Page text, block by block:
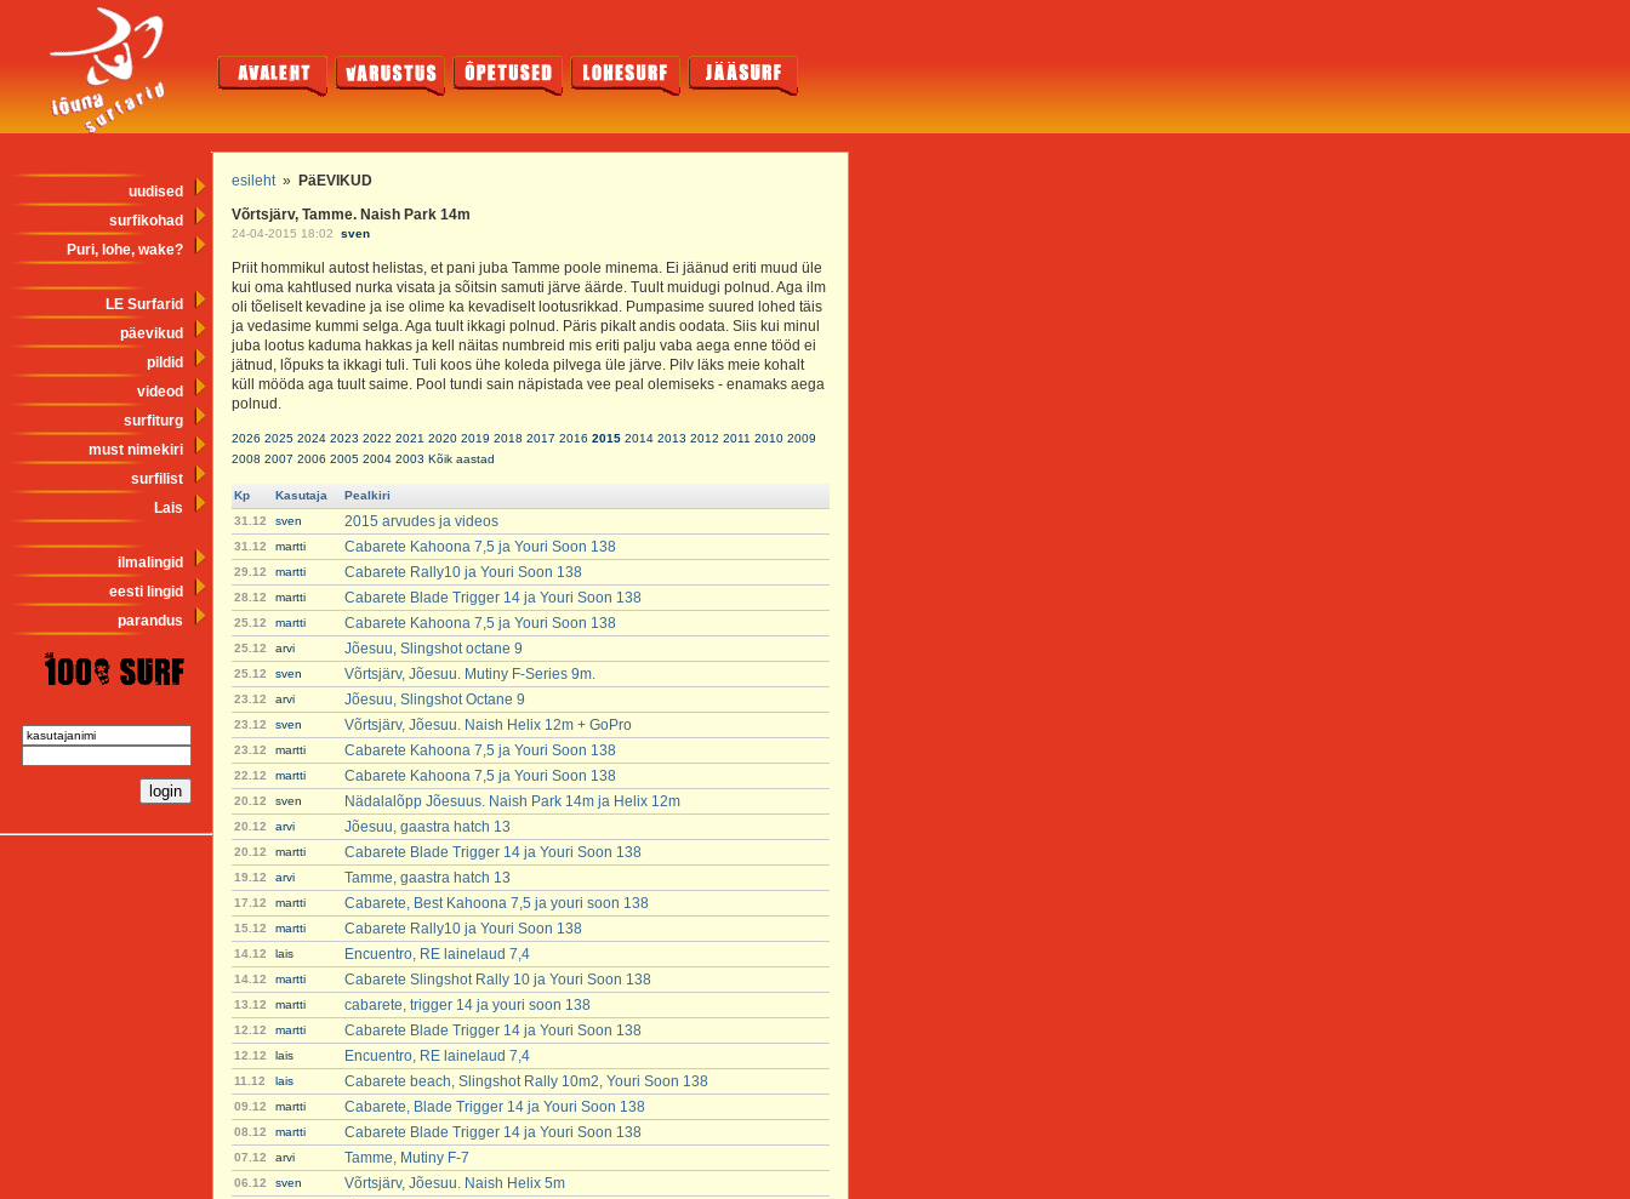
uudised
surfikohad
Puri, lohe, wake?
LE Surfarid
päevikud
pildid
videod
surfiturg
must nimekiri
surfilist
Lais
ilmalingid
eesti lingid
parandus
esileht» PäEVIKUD
Võrtsjärv, Tamme. Naish Park 14m
24-04-2015 18:02 sven
Priit hommikul autost helistas, et pani juba Tamme poole minema. Ei jäänud eriti muud üle
kui oma kahtlused nurka visata ja sõitsin samuti järve äärde. Tuult muidugi polnud. Aga ilm
oli tõeliselt kevadine ja ise olime ka kevadiselt lootusrikkad. Pumpasime suured lohed täis
ja vedasime kummi selga. Aga tuult ikkagi polnud. Päris pikalt andis oodata. Siis kui minul
juba lootus kaduma hakkas ja kell näitas numbreid mis eriti palju vaba aega enne tööd ei
jätnud, lõpuks ta ikkagi tuli. Tuli koos ühe koleda pilvega üle järve. Pilv läks meie kohalt
küll mööda aga tuult saime. Pool tundi sain näpistada vee peal olemiseks - enamaks aega
polnud.
2026 2025 2024 2023 2022 2021 2020 2019 2018 2017 2016 2015 2014 2013 2012 2011 2010 2009
2008 2007 2006 2005 2004 2003 Kõik aastad
Kp Kasutaja
Pealkiri
31.12
sven 2015 arvudes ja videos
31.12 martti Cabarete Kahoona 7,5 ja Youri Soon 138
29.12 martti Cabarete Rally10 ja Youri Soon 138
28.12 martti Cabarete Blade Trigger 14 ja Youri Soon 138
25.12 martti Cabarete Kahoona 7,5 ja Youri Soon 138
25.12 arvi Jõesuu, Slingshot octane 9
25.12 sven Võrtsjärv, Jõesuu. Mutiny F-Series 9m.
23.12 arvi Jõesuu, Slingshot Octane 9
23.12 sven Võrtsjärv, Jõesuu. Naish Helix 12m + GoPro
23.12 martti Cabarete Kahoona 7,5 ja Youri Soon 138
22.12 martti Cabarete Kahoona 7,5 ja Youri Soon 138
20.12 sven Nädalalõpp Jõesuus. Naish Park 14m ja Helix 12m
20.12 arvi Jõesuu, gaastra hatch 13
20.12 martti Cabarete Blade Trigger 14 ja Youri Soon 138
19.12 arvi Tamme, gaastra hatch 13
17.12 martti Cabarete, Best Kahoona 7,5 ja youri soon 138
15.12 martti Cabarete Rally10 ja Youri Soon 138
14.12 lais Encuentro, RE lainelaud 7,4
14.12 martti Cabarete Slingshot Rally 10 ja Youri Soon 138
13.12 martti cabarete, trigger 14 ja youri soon 138
12.12 martti Cabarete Blade Trigger 14 ja Youri Soon 138
12.12 lais Encuentro, RE lainelaud 7,4
11.12 lais Cabarete beach, Slingshot Rally 10m2, Youri Soon 138
09.12 martti Cabarete, Blade Trigger 14 ja Youri Soon 138
08.12 martti Cabarete Blade Trigger 14 ja Youri Soon 138
07.12 arvi Tamme, Mutiny F-7
06.12 sven Võrtsjärv, Jõesuu. Naish Helix 5m